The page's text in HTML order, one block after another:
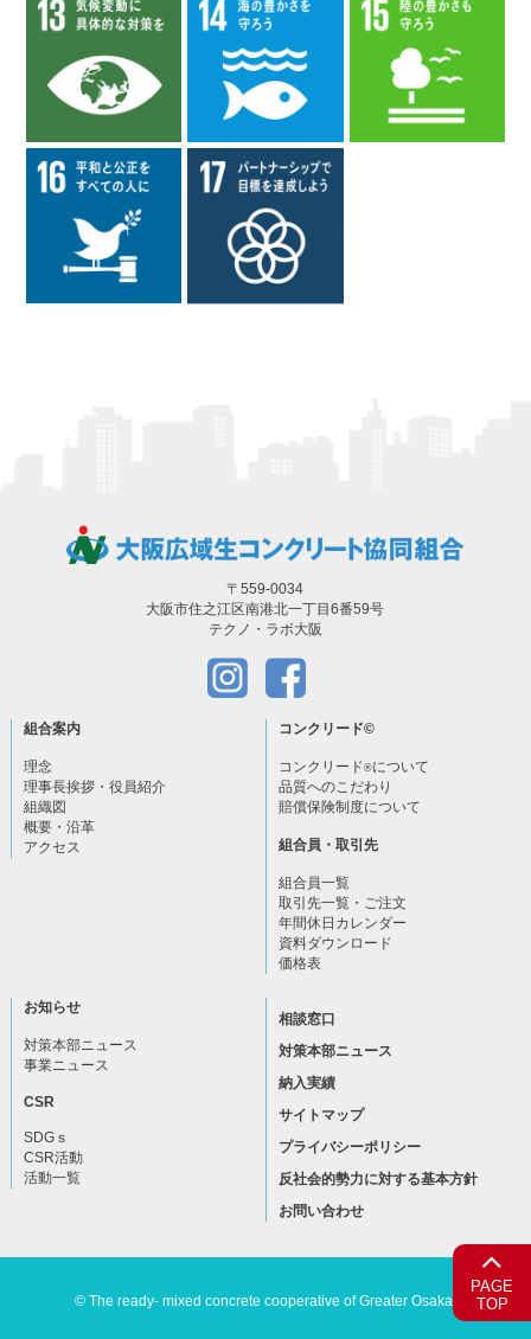
〒559-0034
大阪市住之江区南港北一丁目6番59号
テクノ・ラボ大阪
組合案内
理念
理事長挨拶・役員紹介
組織図
概要・沿革
アクセス
コンクリード©
コンクリード®について
品質へのこだわり
賠償保険制度について
組合員・取引先
組合員一覧
取引先一覧・ご注文
年間休日カレンダー
資料ダウンロード
価格表
お知らせ
対策本部ニュース
事業ニュース
CSR
SDGｓ
CSR活動
活動一覧
相談窓口
対策本部ニュース
納入実績
サイトマップ
プライバシーポリシー
反社会的勢力に対する基本方針
お問い合わせ
© The ready- mixed concrete cooperative of Greater Osaka.
PAGE
TOP